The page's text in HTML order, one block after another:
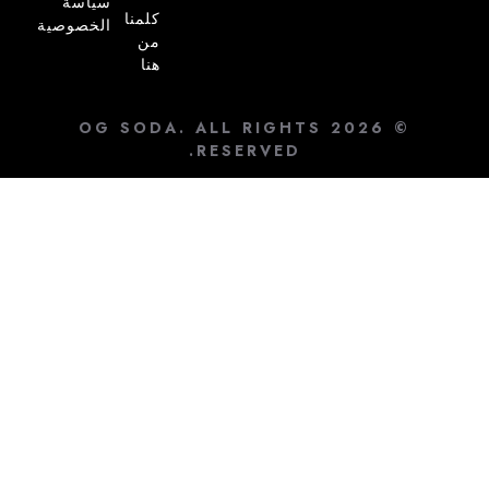
الخصوصية
© 2026 OG SODA. ALL RIGHTS
RESERVED.